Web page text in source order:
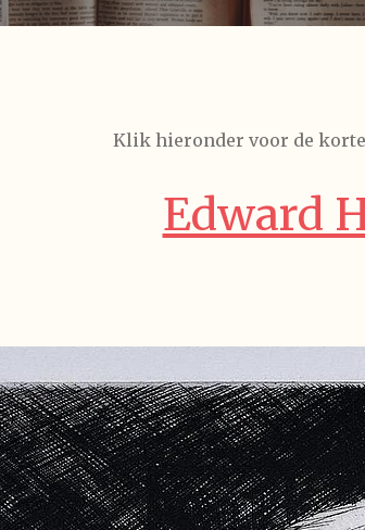
Klik hieronder voor de
Edward